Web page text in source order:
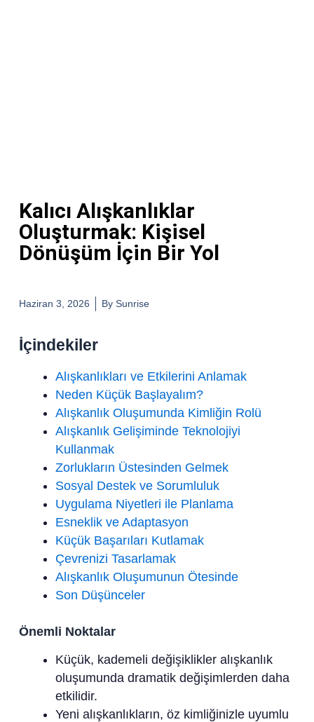
Kalıcı Alışkanlıklar
Oluşturmak: Kişisel
Dönüşüm İçin Bir Yol
Haziran 3, 2026 BySunrise
İçindekiler
Alışkanlıkları ve Etkilerini Anlamak
Neden Küçük Başlayalım?
Alışkanlık Oluşumunda Kimliğin Rolü
Alışkanlık Gelişiminde Teknolojiyi
Kullanmak
Zorlukların Üstesinden Gelmek
Sosyal Destek ve Sorumluluk
Uygulama Niyetleri ile Planlama
Esneklik ve Adaptasyon
Küçük Başarıları Kutlamak
Çevrenizi Tasarlamak
Alışkanlık Oluşumunun Ötesinde
Son Düşünceler
Önemli Noktalar
Küçük, kademeli değişiklikler alışkanlık
oluşumunda dramatik değişimlerden daha
etkilidir.
Yeni alışkanlıkların, öz kimliğinizle uyumlu